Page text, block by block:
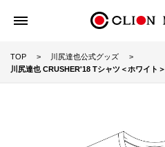
TOP
川尻達也公式グッズ
川尻達也 CRUSHER'18 Tシャツ＜ホワイト＞